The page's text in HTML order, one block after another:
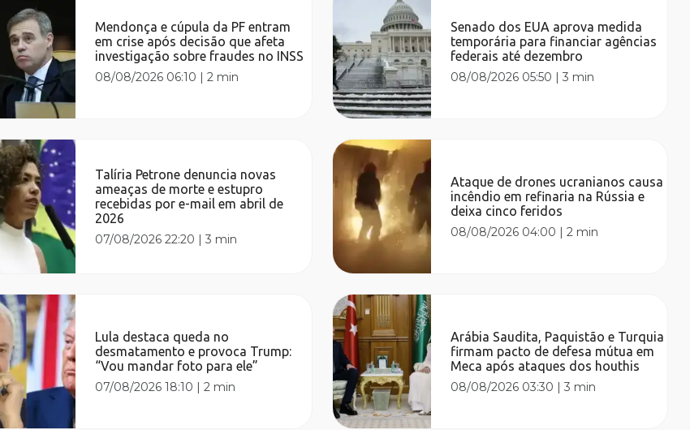
Mendonça e cúpula da PF entram
em crise após decisão que afeta
investigação sobre fraudes no INSS
08/08/2026 06:10 |2 min
Talíria Petrone denuncia novas
ameaças de morte e estupro
recebidas por e-mail em abril de
2026
07/08/2026 22:20 |3 min
Lula destaca queda no
desmatamento e provoca Trump:
“Vou mandar foto para ele”
07/08/2026 18:10 |2 min
Senado dos EUA aprova medida
temporária para financiar agências
federais até dezembro
08/08/2026 05:50 |3 min
Ataque de drones ucranianos causa
incêndio em refinaria na Rússia e
deixa cinco feridos
08/08/2026 04:00 |2 min
Arábia Saudita, Paquistão e Turquia
firmam pacto de defesa mútua em
Meca após ataques dos houthis
08/08/2026 03:30 |3 min